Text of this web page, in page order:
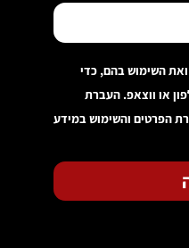
השימוש בהם, כדי
או ווצאפ. העברת
הפרטים והשימוש במידע